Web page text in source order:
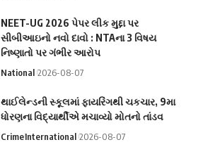
NEET-UG 2026 પેપર લીક મુદ્દા પર
સીબીઆઇનો નવો દાવો : NTAના 3 વિષય
નિષ્ણાતો પર ગંભીર આરોપ
National 2026-08-07
થાઈલેન્ડની સ્કૂલમાં ફાયરિંગથી ચકચાર, 9મા
ધોરણના વિદ્યાર્થીએ મચાવ્યો મોતનો તાંડવ
CrimeInternational 2026-08-07